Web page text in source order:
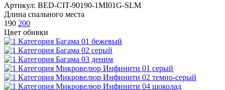
Артикул: BED-CIT-90190-1MI01G-SLM
Длина спального места
190 200
Цвет обивки